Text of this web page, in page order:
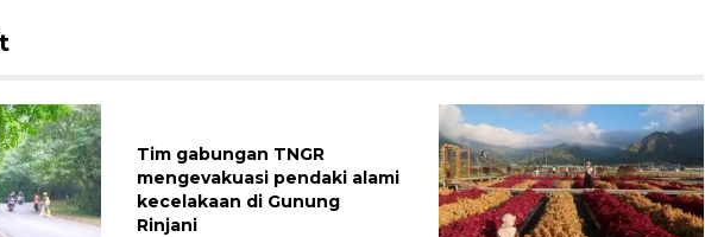
Tim gabungan TNGR
mengevakuasi pendaki alami
kecelakaan di Gunung
Rinjani
Sidang putusan terdakwa
pembunuhan Brigadir Nurhadi
10 March 2026 12:55 WIB